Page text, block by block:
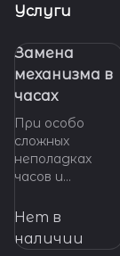
Услуги
Замена
механизма в
часах
При особо
сложных
неполадках
часов и
произвести
основных узлов
Нет в
наличии